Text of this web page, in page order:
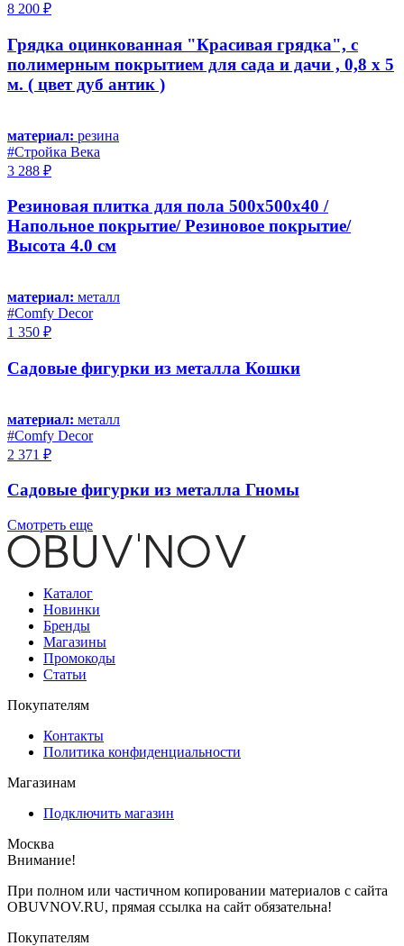
8 200 ₽
Грядка оцинкованная "Красивая грядка", с
полимерным покрытием для сада и дачи , 0,8 х 5
м. ( цвет дуб антик )
материал: резина
#Стройка Века
3 288 ₽
Резиновая плитка для пола 500х500х40 /
Напольное покрытие/ Резиновое покрытие/
Высота 4.0 см
материал: металл
#Comfy Decor
1 350 ₽
Садовые фигурки из металла Кошки
материал: металл
#Comfy Decor
2 371 ₽
Садовые фигурки из металла Гномы
Смотреть еще
Каталог
Новинки
Бренды
Магазины
Промокоды
Статьи
Покупателям
Контакты
Политика конфиденциальности
Магазинам
Подключить магазин
Москва
Внимание!
При полном или частичном копировании материалов с сайта
OBUVNOV.RU, прямая ссылка на сайт обязательна!
Покупателям